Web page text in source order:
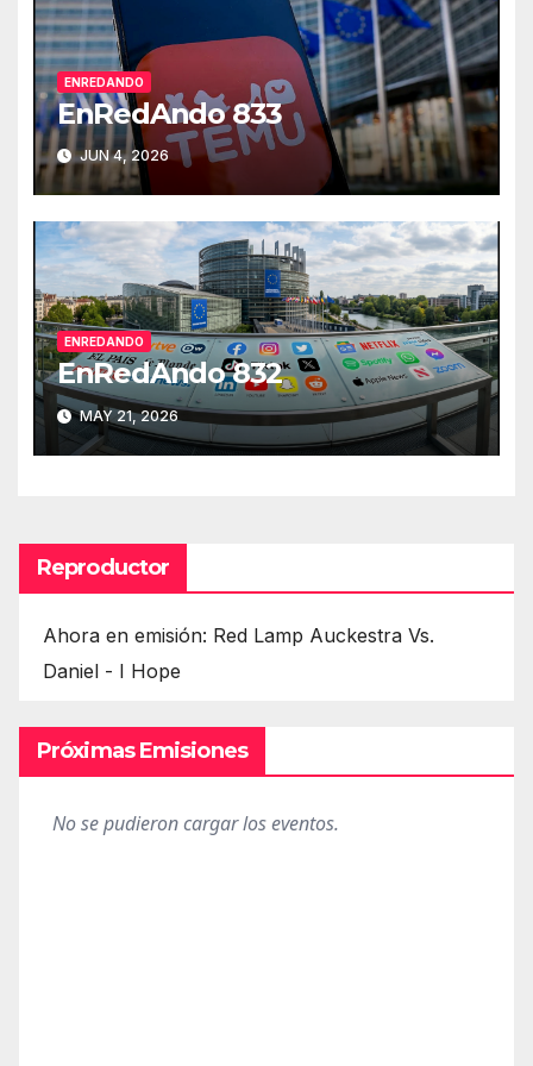
ENREDANDO
EnRedAndo 833
JUN 4, 2026
ENREDANDO
EnRedAndo 832
MAY 21, 2026
Reproductor
Ahora en emisión: Red Lamp Auckestra Vs.
Daniel - I Hope
Próximas Emisiones